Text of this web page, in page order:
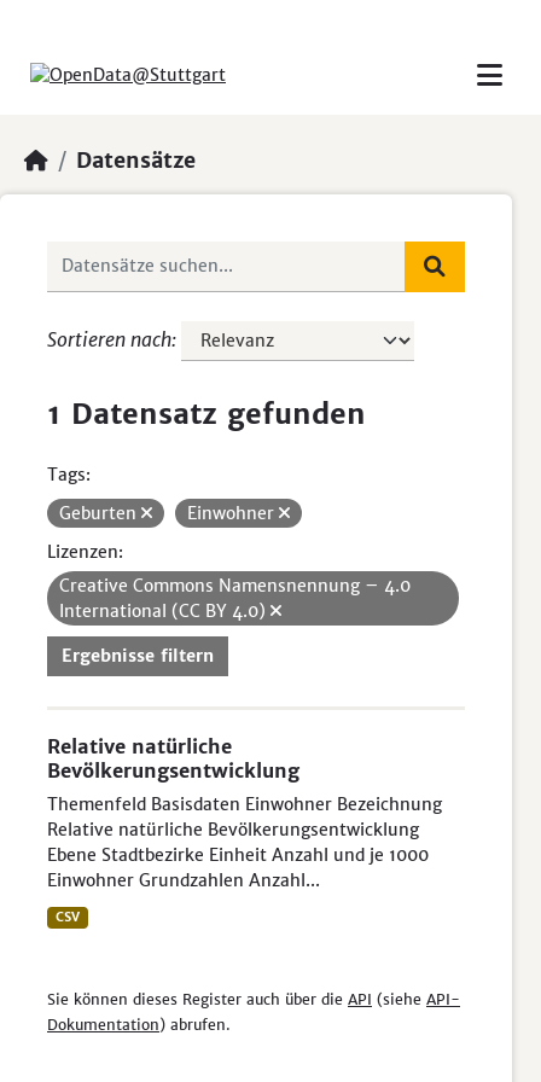
Datensätze
Sortieren nach
1 Datensatz gefunden
Tags:
Geburten
Einwohner
Lizenzen:
Creative Commons Namensnennung – 4.0
International (CC BY 4.0)
Ergebnisse filtern
Relative natürliche
Bevölkerungsentwicklung
Themenfeld Basisdaten Einwohner Bezeichnung
Relative natürliche Bevölkerungsentwicklung
Ebene Stadtbezirke Einheit Anzahl und je 1000
Einwohner Grundzahlen Anzahl...
CSV
Sie können dieses Register auch über die API (siehe API-
Dokumentation) abrufen.